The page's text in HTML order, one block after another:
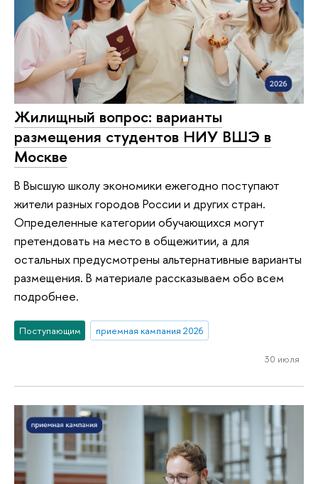
Жилищный вопрос: варианты
размещения студентов НИУ ВШЭ в
Москве
В Высшую школу экономики ежегодно поступают
жители разных городов России и других стран.
Определенные категории обучающихся могут
претендовать на место в общежитии, а для
остальных предусмотрены альтернативные варианты
размещения. В материале рассказываем обо всем
подробнее.
Поступающим приемная кампания 2026
30 июля